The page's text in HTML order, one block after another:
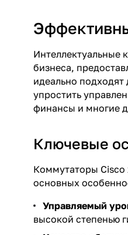
Интеллектуальные
бизнеса,
идеально подходят
упростить
финансы и многие
Ключевые
Коммутаторы Cisco
основных
Управляемый
высокой степенью